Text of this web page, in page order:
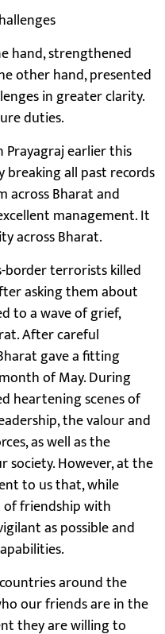
hand, strengthened
other hand, presented
in greater clarity.
duties.
Prayagraj earlier this
breaking all past records
Bharat and
management. It
across Bharat.
border terrorists killed
asking them about
to a wave of grief,
After careful
gave a fitting
of May. During
heartening scenes of
the valour and
as well as the
However, at the
to us that, while
friendship with
as possible and
around the
our friends are in the
they are willing to